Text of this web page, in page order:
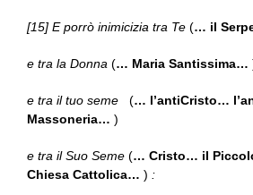
[15] E porrò inimicizia tra Te (… il
e tra la Donna (… Maria Santissima…
e tra il tuo seme (… l’antiCristo…
Massoneria… )
e tra il Suo Seme (… Cristo… il
Chiesa Cattolica… ) :